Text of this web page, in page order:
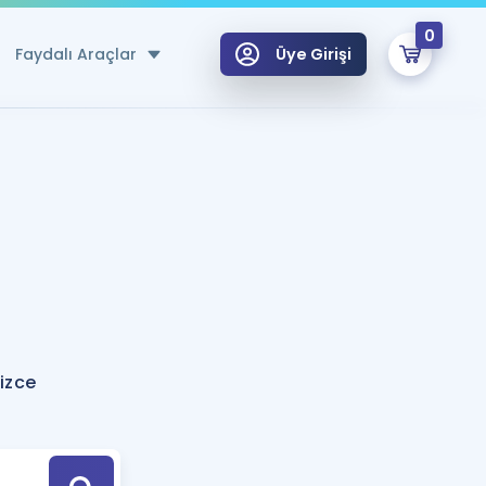
Faydalı Araçlar
Hesaplama Aracı
için Öneriler
Tek Takvimde
Üye Girişi
0